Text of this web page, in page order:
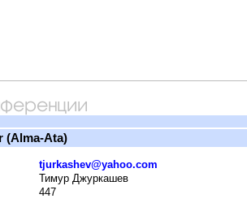
(Alma-Ata)
tjurkashev@yahoo.com
Тимур Джуркашев
447